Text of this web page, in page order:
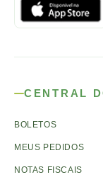
CENTRAL
BOLETOS
MEUS PEDIDOS
NOTAS FISCAIS